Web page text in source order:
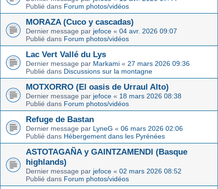
Publié dans Forum photos/vidéos
MORAZA (Cuco y cascadas)
Dernier message par jefoce « 04 avr. 2026 09:07
Publié dans Forum photos/vidéos
Lac Vert Vallé du Lys
Dernier message par Markami « 27 mars 2026 09:36
Publié dans Discussions sur la montagne
MOTXORRO (El oasis de Urraul Alto)
Dernier message par jefoce « 18 mars 2026 08:38
Publié dans Forum photos/vidéos
Refuge de Bastan
Dernier message par LyneG « 06 mars 2026 02:06
Publié dans Hébergement dans les Pyrénées
ASTOTAGAÑA y GAINTZAMENDI (Basque
highlands)
Dernier message par jefoce « 02 mars 2026 08:52
Publié dans Forum photos/vidéos